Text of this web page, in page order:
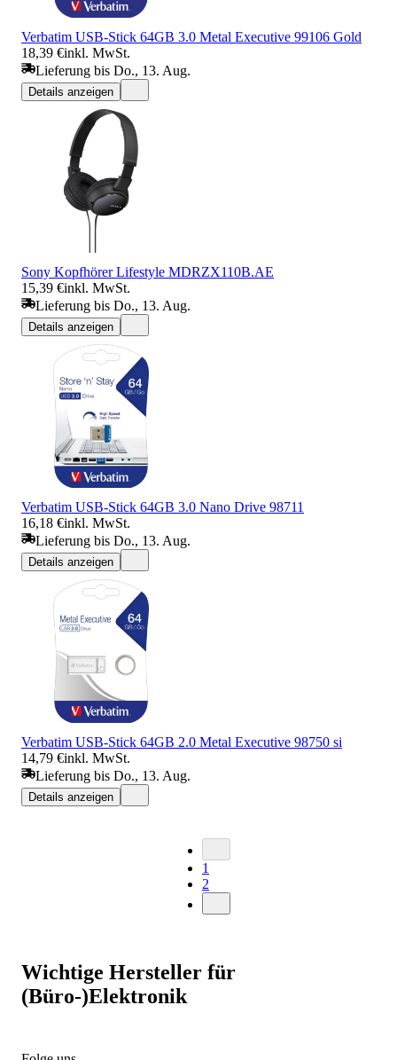
Verbatim USB-Stick 64GB 3.0 Metal Executive 99106 Gold
18,39 €inkl. MwSt.
Lieferung bis Do., 13. Aug.
Details anzeigen
Sony Kopfhörer Lifestyle MDRZX110B.AE
15,39 €inkl. MwSt.
Lieferung bis Do., 13. Aug.
Details anzeigen
Verbatim USB-Stick 64GB 3.0 Nano Drive 98711
16,18 €inkl. MwSt.
Lieferung bis Do., 13. Aug.
Details anzeigen
Verbatim USB-Stick 64GB 2.0 Metal Executive 98750 si
14,79 €inkl. MwSt.
Lieferung bis Do., 13. Aug.
Details anzeigen
1
2
Wichtige Hersteller für
(Büro-)Elektronik